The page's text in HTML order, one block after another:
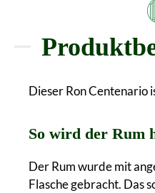
Dieser Ron Centenario
So wird der Rum
Der Rum wurde mit
Flasche gebracht. Das